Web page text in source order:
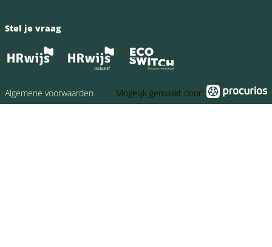
Stel je vraag
Algemene voorwaarden Mogelijk gemaakt door